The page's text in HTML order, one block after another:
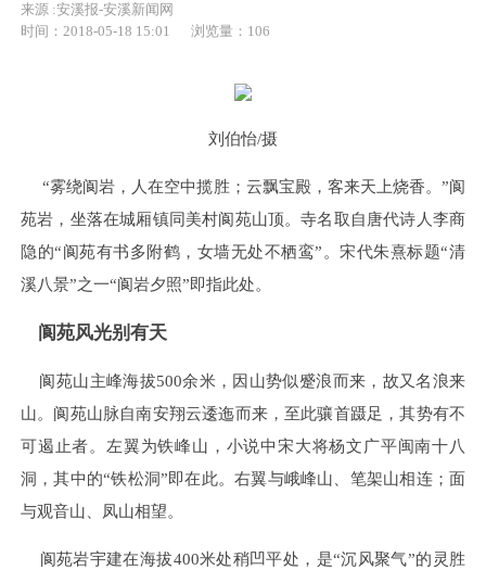
来源 :安溪报-安溪新闻网
时间：2018-05-18 15:01
浏览量： 106
刘伯怡/摄
“雾绕阆岩，人在空中揽胜；云飘宝殿，客来天上烧香。”阆
苑岩，坐落在城厢镇同美村阆苑山顶。寺名取自唐代诗人李商
隐的“阆苑有书多附鹤，女墙无处不栖鸾”。宋代朱熹标题“清
溪八景”之一“阆岩夕照”即指此处。
阆苑风光别有天
阆苑山主峰海拔500余米，因山势似蹙浪而来，故又名浪来
山。阆苑山脉自南安翔云逶迤而来，至此骧首蹑足，其势有不
可遏止者。左翼为铁峰山，小说中宋大将杨文广平闽南十八
洞，其中的“铁松洞”即在此。右翼与峨峰山、笔架山相连；面
与观音山、凤山相望。
阆苑岩宇建在海拔400米处稍凹平处，是“沉风聚气”的灵胜